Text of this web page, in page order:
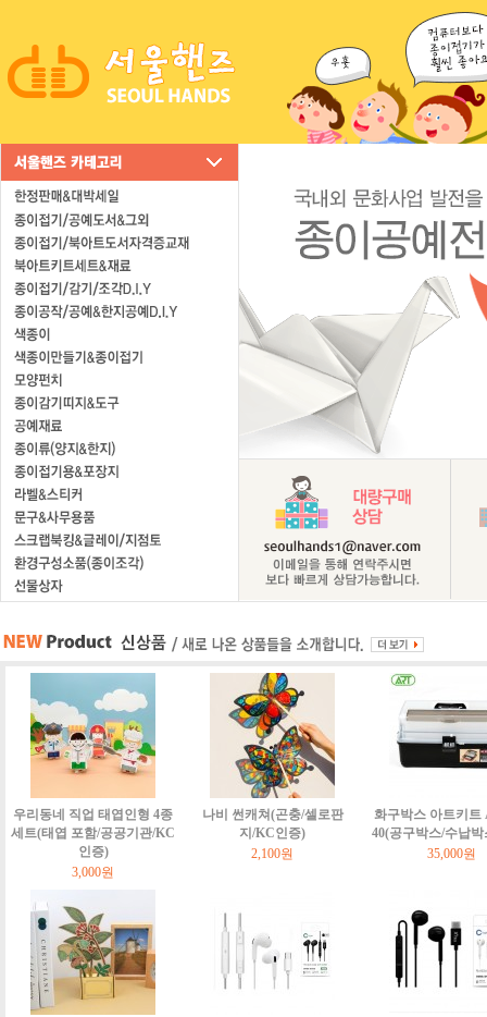
우리동네 직업 태엽인형 4종
세트(태엽 포함/공공기관/KC
인증)
3,000원
나비 썬캐쳐(곤충/셀로판
지/KC인증)
2,100원
화구박스 아트키
40(공구박스/수납
35,000원